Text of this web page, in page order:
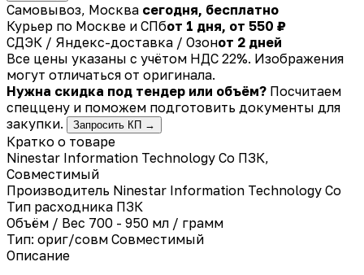
Самовывоз, Москва сегодня, бесплатно
Курьер по Москве и СПбот 1 дня, от 550 ₽
СДЭК / Яндекс-доставка / Озонот 2 дней
Все цены указаны с учётом НДС 22%. Изображения
могут отличаться от оригинала.
Нужна скидка под тендер или объём? Посчитаем
спеццену и поможем подготовить документы для
закупки.
Запросить КП →
Кратко о товаре
Ninestar Information Technology Co ПЗК,
Совместимый
Производитель Ninestar Information Technology Co
Тип расходника ПЗК
Объём / Вес 700 - 950 мл / грамм
Тип: ориг/совм Совместимый
Описание